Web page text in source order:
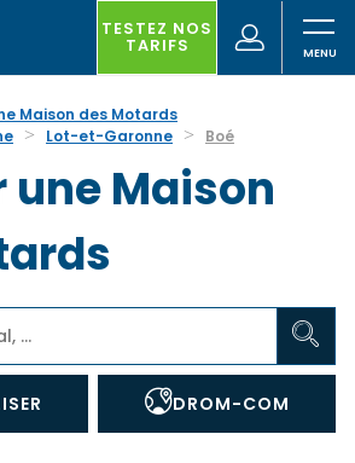
TESTEZ NOS
TARIFS
(nouvelle
fenêtre)
Maison des Motards
Lot-et-Garonne Boé
une Maison
DROM-COM